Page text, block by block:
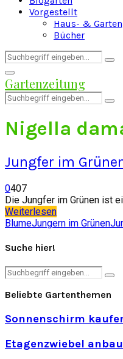
Vorgestellt
Haus- &
Bücher
Search
for:
Facebook
Twitter
Instagram
Pinterest
Youtube
Snapchat
Primary
Menu
Gartenzeitung
Search
for:
Nigella
Jungfer im
0407
Die Jungfer im Grünen ist
Weiterlesen
BlumeJungern im Grünen
Suche hier!
Search
Beliebte Gartenthemen
Sonnenschirm
Etagenzwiebel